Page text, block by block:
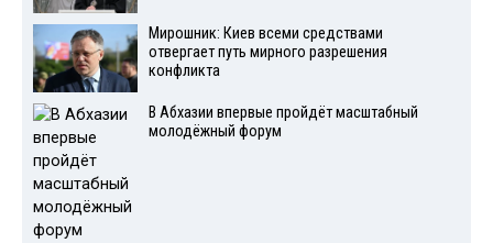
Мирошник: Киев всеми средствами
отвергает путь мирного разрешения
конфликта
В Абхазии впервые пройдёт масштабный
молодёжный форум